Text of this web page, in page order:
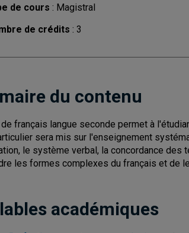
de cours : Magistral
de crédits : 3
du contenu
français langue seconde permet à
sera mis sur l'enseignement
le système verbal, la concordance des
les formes complexes du français et de
académiques